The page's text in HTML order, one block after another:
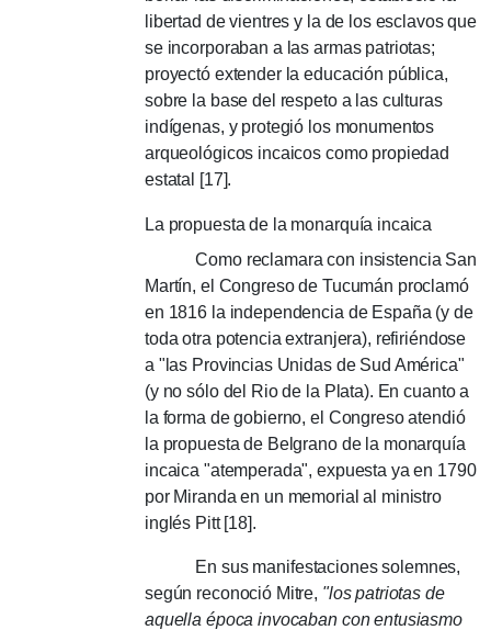
libertad de vientres y la de los esclavos que
se incorporaban a las armas patriotas;
proyectó extender la educación pública,
sobre la base del respeto a las culturas
indígenas, y protegió los monumentos
arqueológicos incaicos como propiedad
estatal [17].
La propuesta de la monarquía incaica
Como reclamara con insistencia San
Martín, el Congreso de Tucumán proclamó
en 1816 la indepen­den­cia de España (y de
toda otra potencia extranjera), refiriéndose
a "las Provincias Unidas de Sud América"
(y no sólo del Rio de la Plata). En cuanto a
la forma de gobierno, el Congreso atendió
la propuesta de Belgrano de la monarquía
incaica "atemperada", expuesta ya en 1790
por Miranda en un memorial al ministro
inglés Pitt [18].
En sus manifestaciones solemnes,
según reconoció Mitre, "los patriotas de
aquella época invocaban con entusiasmo